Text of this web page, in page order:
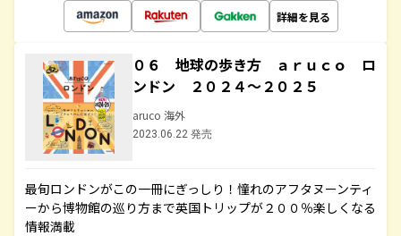
詳細を見る
０６ 地球の歩き方 ａｒｕｃｏ ロ
ンドン ２０２４～２０２５
aruco 海外
2023.06.22 発売
最旬ロンドンがこの一冊にぎっしり！憧れのアフタヌーンティ
ーから博物館の巡り方まで英国トリップが２００％楽しくなる
情報満載